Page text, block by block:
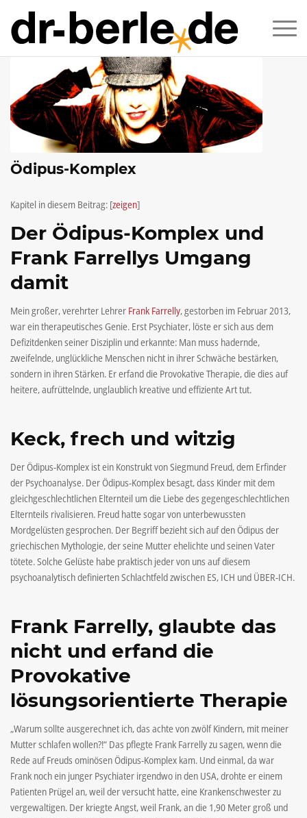
Ödipus-Komplex
Kapitel in diesem Beitrag: [zeigen]
Der Ödipus-Komplex und
Frank Farrellys Umgang
damit
Mein großer, verehrter Lehrer Frank Farrelly, gestorben im Februar 2013,
war ein therapeutisches Genie. Erst Psychiater, löste er sich aus dem
Defizitdenken seiner Disziplin und erkannte: Man muss hadernde,
zweifelnde, unglückliche Menschen nicht in ihrer Schwäche bestärken,
sondern in ihren Stärken. Er erfand die Provokative Therapie, die dies auf
heitere, aufrüttelnde, unglaublich kreative und effiziente Art tut.
Keck, frech und witzig
Der Ödipus-Komplex ist ein Konstrukt von Siegmund Freud, dem Erfinder
der Psychoanalyse. Der Ödipus-Komplex besagt, dass Kinder mit dem
gleichgeschlechtlichen Elternteil um die Liebe des gegengeschlechtlichen
Elternteils rivalisieren. Freud hatte sogar von unterbewussten
Mordgelüsten gesprochen. Der Begriff bezieht sich auf den Ödipus der
griechischen Mythologie, der seine Mutter ehelichte und seinen Vater
tötete. Solche Gelüste habe praktisch jeder von uns auf diesem
psychoanalytisch definierten Schlachtfeld zwischen ES, ICH und ÜBER-ICH.
Frank Farrelly, glaubte das
nicht und erfand die
Provokative
lösungsorientierte Therapie
„Warum sollte ausgerechnet ich, das achte von zwölf Kindern, mit meiner
Mutter schlafen wollen?!“ Das pflegte Frank Farrelly zu sagen, wenn die
Rede auf Freuds ominösen Ödipus-Komplex kam. Und einmal, da war
Frank noch ein junger Psychiater irgendwo in den USA, drohte er einem
Patienten Prügel an, weil der versucht hatte, eine Krankenschwester zu
vergewaltigen. Der kriegte Angst, weil Frank, an die 1,90 Meter groß und